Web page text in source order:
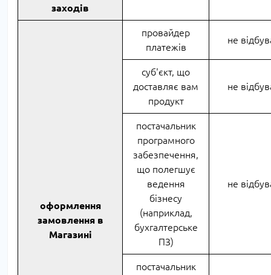
заходів
оформлення
замовлення в
Магазині
провайдер
платежів
не
суб'єкт, що
доставляє вам
продукт
не
постачальник
програмного
забезпечення,
що полегшує
ведення
бізнесу
(наприклад,
бухгалтерське
ПЗ)
не
постачальник